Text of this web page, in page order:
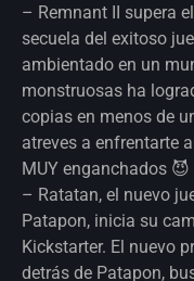
– Remnant II supera
secuela del exitoso
ambientado en un
monstruosas ha
copias en menos de
atreves a enfrentarte
MUY enganchados 😈
– Ratatan, el nuevo
Patapon, inicia su
Kickstarter. El nuevo
detrás de Patapon,